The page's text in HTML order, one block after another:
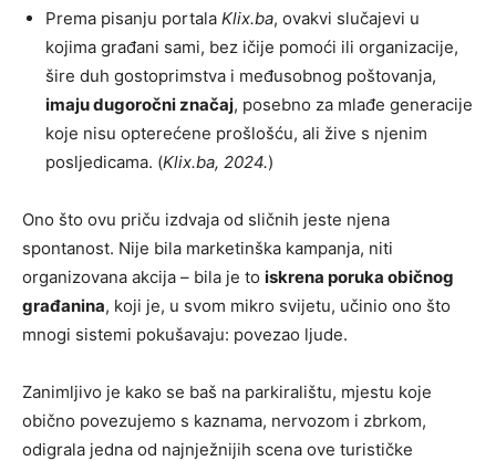
Prema pisanju portala Klix.ba, ovakvi slučajevi u
kojima građani sami, bez ičije pomoći ili organizacije,
šire duh gostoprimstva i međusobnog poštovanja,
imaju dugoročni značaj, posebno za mlađe generacije
koje nisu opterećene prošlošću, ali žive s njenim
posljedicama. (Klix.ba, 2024.)
Ono što ovu priču izdvaja od sličnih jeste njena
spontanost. Nije bila marketinška kampanja, niti
organizovana akcija – bila je to iskrena poruka običnog
građanina, koji je, u svom mikro svijetu, učinio ono što
mnogi sistemi pokušavaju: povezao ljude.
Zanimljivo je kako se baš na parkiralištu, mjestu koje
obično povezujemo s kaznama, nervozom i zbrkom,
odigrala jedna od najnježnijih scena ove turističke